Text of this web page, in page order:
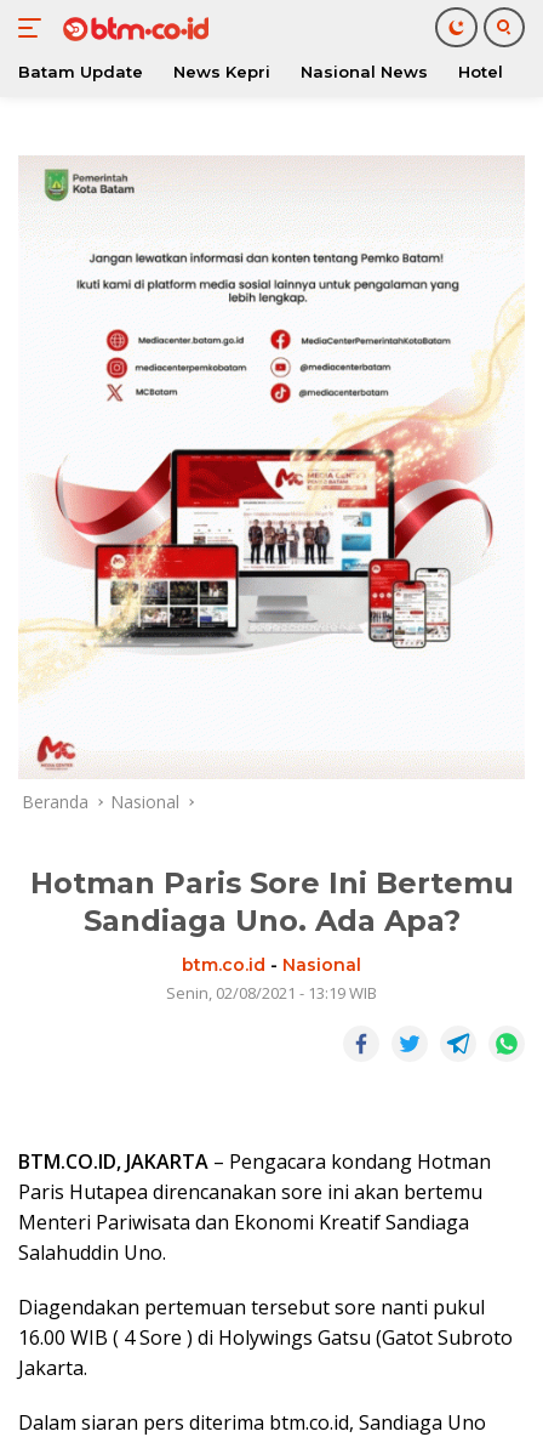
konten
Batam Update News Kepri Nasional News Hotel
Beranda Nasional
Hotman Paris Sore Ini Bertemu
Sandiaga Uno. Ada Apa?
btm.co.id - Nasional
Senin, 02/08/2021 - 13:19 WIB
BTM.CO.ID, JAKARTA – Pengacara kondang Hotman
Paris Hutapea direncanakan sore ini akan bertemu
Menteri Pariwisata dan Ekonomi Kreatif Sandiaga
Salahuddin Uno.
Diagendakan pertemuan tersebut sore nanti pukul
16.00 WIB ( 4 Sore ) di Holywings Gatsu (Gatot Subroto
Jakarta.
Dalam siaran pers diterima btm.co.id, Sandiaga Uno